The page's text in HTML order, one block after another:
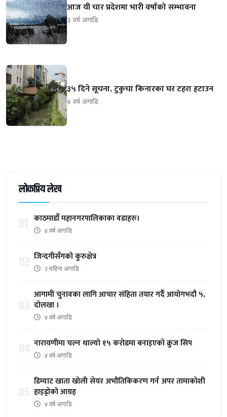
आज यी चार प्रदेशमा भारी वर्षाको सम्भावना
३ वर्ष अगाडि
३५ दिने सूचना, टुकुचा किनारका घर टहरा हटाउन
४ वर्ष अगाडि
लोकप्रिय लेख
काठमाडौँ महानगरपालिकाका वडाहरु।
४ वर्ष अगाडि
जिन्दगीसँगको कुरुक्षेत्र
२ महिना अगाडि
आगामी चुनावका लागि आचार संहिता तयार गर्दै आयोगभदौ ५,
दोलखा ।
४ वर्ष अगाडि
नारायणीमा चल्न थाल्यो १५ करोडमा बनाइएको क्रुज सिप
४ वर्ष अगाडि
डिम्याट खाता खोली सेयर अभौतिकिकरण गर्न अपर तामाकोशी
हाइड्रोको आग्रह
४ वर्ष अगाडि